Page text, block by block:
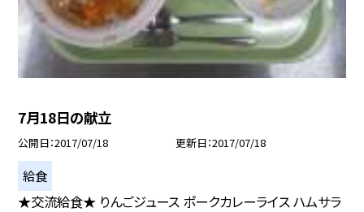
7月18日の献立
公開日 2017/07/18 更新日 2017/07/18
給食
★交流給食★ りんごジュース ポークカレーライス ハムサラ